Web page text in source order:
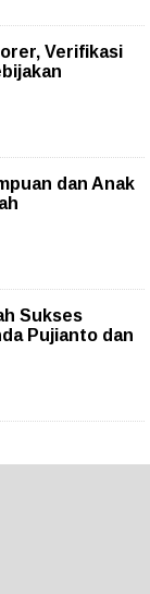
Verifikasi
dan Anak
Sukses
Pujianto dan